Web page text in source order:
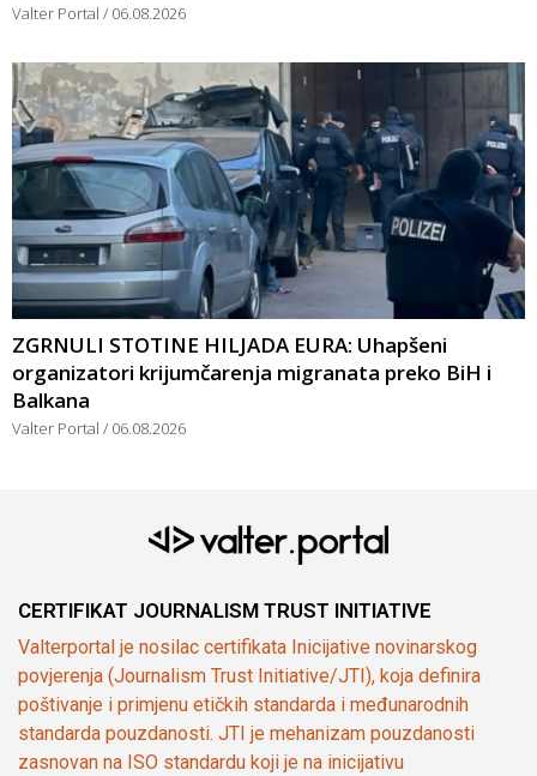
Valter Portal 06.08.2026
ZGRNULI STOTINE HILJADA EURA: Uhapšeni
organizatori krijumčarenja migranata preko BiH i
Balkana
Valter Portal 06.08.2026
CERTIFIKAT JOURNALISM TRUST INITIATIVE
Valterportal je nosilac certifikata Inicijative novinarskog
povjerenja (Journalism Trust Initiative/JTI), koja definira
poštivanje i primjenu etičkih standarda i međunarodnih
standarda pouzdanosti. JTI je mehanizam pouzdanosti
zasnovan na ISO standardu koji je na inicijativu